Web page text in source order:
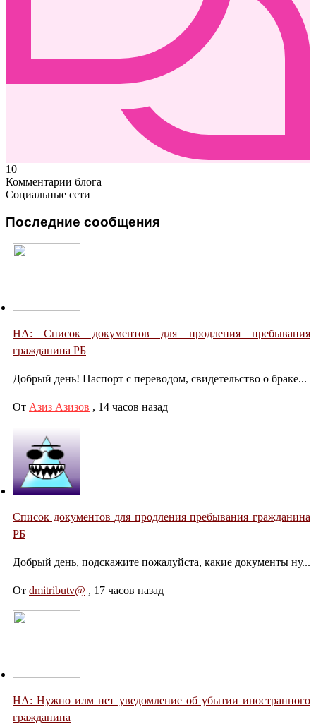
10
Комментарии блога
Социальные сети
Последние сообщения
НА: Список документов для продления пребывания
гражданина РБ
Добрый день! Паспорт с переводом, свидетельство о браке...
От Азиз Азизов , 14 часов назад
Список документов для продления пребывания гражданина
РБ
Добрый день, подскажите пожалуйста, какие документы ну...
От dmitributv@ , 17 часов назад
НА: Нужно илм нет уведомление об убытии иностранного
гражданина